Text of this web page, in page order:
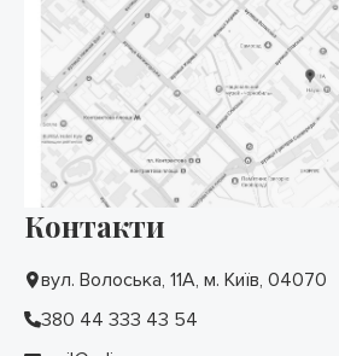
Контакти
вул. Волоська, 11А, м. Київ, 04070
380 44 333 43 54